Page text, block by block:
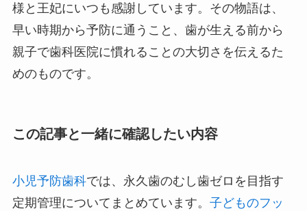
様と王妃にいつも感謝しています。その物語は、
早い時期から予防に通うこと、歯が生える前から
親子で歯科医院に慣れることの大切さを伝えるた
めのものです。
この記事と一緒に確認したい内容
小児予防歯科では、永久歯のむし歯ゼロを目指す
定期管理についてまとめています。 子どものフッ